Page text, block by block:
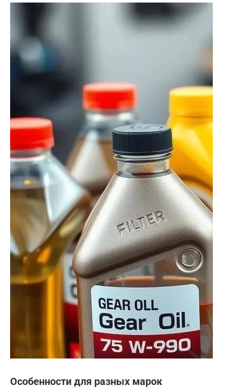
Особенности для разных марок